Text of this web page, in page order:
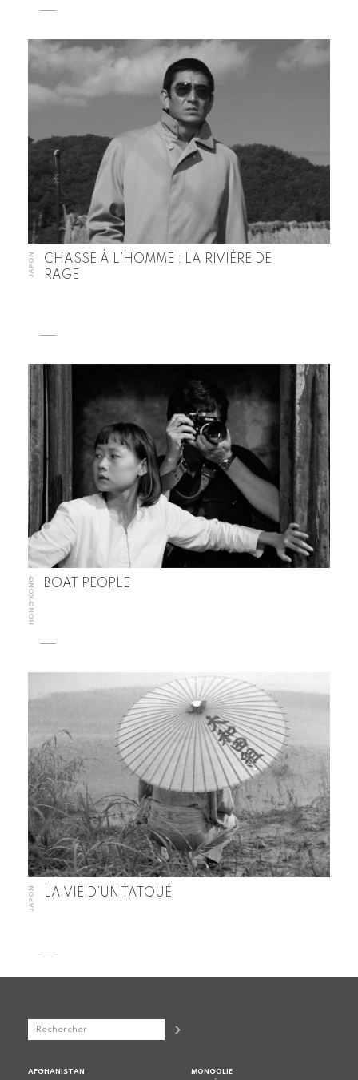
JAPON
CHASSE À L’HOMME : LA RIVIÈRE DE
RAGE
HONG KONG BOAT PEOPLE
JAPON LA VIE D’UN TATOUÉ
AFGHANISTAN
MONGOLIE